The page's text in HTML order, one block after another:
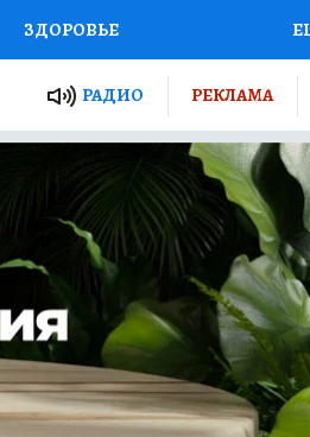
ЗДОРОВЬЕ
РОССИИ
ПУТЕВОДИТЕЛЬ
ТУРИЗМ
ПОТРЕБИТЕЛЯ ВСЕ О КП
РАДИО РЕКЛАМА